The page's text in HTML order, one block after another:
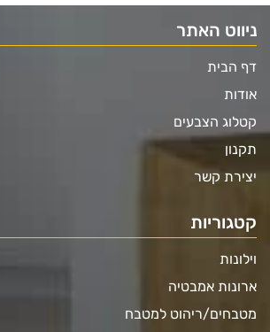
ניווט האתר
דף הבית
אודות
קטלוג הצבעים
תקנון
יצירת קשר
קטגוריות
וילונות
ארונות אמבטיה
מטבחים/ריהוט למטבח